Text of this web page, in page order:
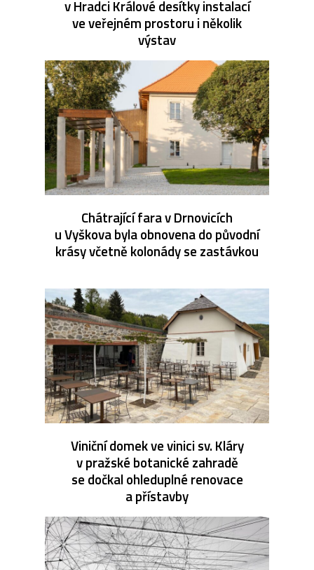
v Hradci Králové desítky instalací
ve veřejném prostoru i několik
výstav
Chátrající fara v Drnovicích
u Vyškova byla obnovena do původní
krásy včetně kolonády se zastávkou
Viniční domek ve vinici sv. Kláry
v pražské botanické zahradě
se dočkal ohleduplné renovace
a přístavby